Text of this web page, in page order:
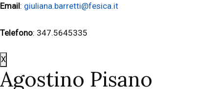
Email: giuliana.barretti@fesica.it
Telefono: 347.5645335
X
Agostino Pisano